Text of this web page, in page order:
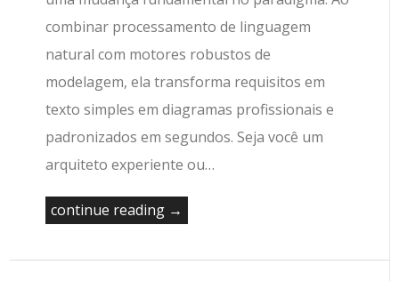
combinar processamento de linguagem
natural com motores robustos de
modelagem, ela transforma requisitos em
texto simples em diagramas profissionais e
padronizados em segundos. Seja você um
arquiteto experiente ou…
continue reading →